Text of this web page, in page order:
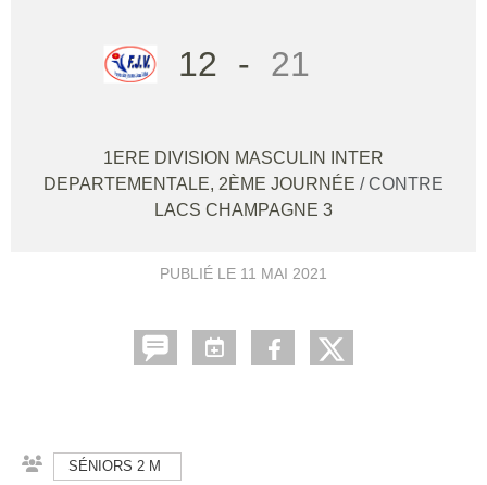
12 - 21
1ERE DIVISION MASCULIN INTER
DEPARTEMENTALE, 2ÈME JOURNÉE / CONTRE
LACS CHAMPAGNE 3
PUBLIÉ LE 11 MAI 2021
SÉNIORS 2 M